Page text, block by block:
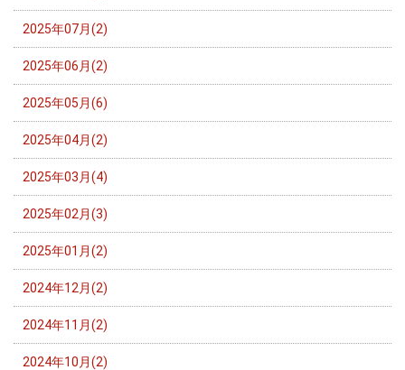
2025年07月(2)
2025年06月(2)
2025年05月(6)
2025年04月(2)
2025年03月(4)
2025年02月(3)
2025年01月(2)
2024年12月(2)
2024年11月(2)
2024年10月(2)